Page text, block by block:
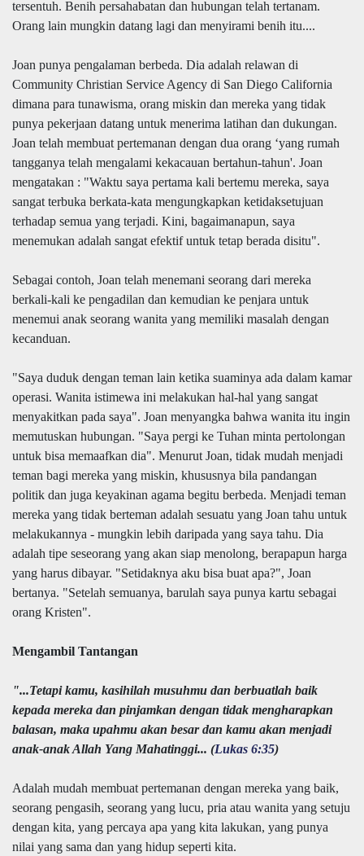
tersentuh. Benih persahabatan dan hubungan telah tertanam.
Orang lain mungkin datang lagi dan menyirami benih itu....
Joan punya pengalaman berbeda. Dia adalah relawan di
Community Christian Service Agency di San Diego California
dimana para tunawisma, orang miskin dan mereka yang tidak
punya pekerjaan datang untuk menerima latihan dan dukungan.
Joan telah membuat pertemanan dengan dua orang ‘yang rumah
tangganya telah mengalami kekacauan bertahun-tahun'. Joan
mengatakan : "Waktu saya pertama kali bertemu mereka, saya
sangat terbuka berkata-kata mengungkapkan ketidaksetujuan
terhadap semua yang terjadi. Kini, bagaimanapun, saya
menemukan adalah sangat efektif untuk tetap berada disitu".
Sebagai contoh, Joan telah menemani seorang dari mereka
berkali-kali ke pengadilan dan kemudian ke penjara untuk
menemui anak seorang wanita yang memiliki masalah dengan
kecanduan.
"Saya duduk dengan teman lain ketika suaminya ada dalam kamar
operasi. Wanita istimewa ini melakukan hal-hal yang sangat
menyakitkan pada saya". Joan menyangka bahwa wanita itu ingin
memutuskan hubungan. "Saya pergi ke Tuhan minta pertolongan
untuk bisa memaafkan dia". Menurut Joan, tidak mudah menjadi
teman bagi mereka yang miskin, khususnya bila pandangan
politik dan juga keyakinan agama begitu berbeda. Menjadi teman
mereka yang tidak berteman adalah sesuatu yang Joan tahu untuk
melakukannya - mungkin lebih daripada yang saya tahu. Dia
adalah tipe seseorang yang akan siap menolong, berapapun harga
yang harus dibayar. "Setidaknya aku bisa buat apa?", Joan
bertanya. "Setelah semuanya, barulah saya punya kartu sebagai
orang Kristen".
Mengambil Tantangan
"...Tetapi kamu, kasihilah musuhmu dan berbuatlah baik
kepada mereka dan pinjamkan dengan tidak mengharapkan
balasan, maka upahmu akan besar dan kamu akan menjadi
anak-anak Allah Yang Mahatinggi... (Lukas 6:35)
Adalah mudah membuat pertemanan dengan mereka yang baik,
seorang pengasih, seorang yang lucu, pria atau wanita yang setuju
dengan kita, yang percaya apa yang kita lakukan, yang punya
nilai yang sama dan yang hidup seperti kita.